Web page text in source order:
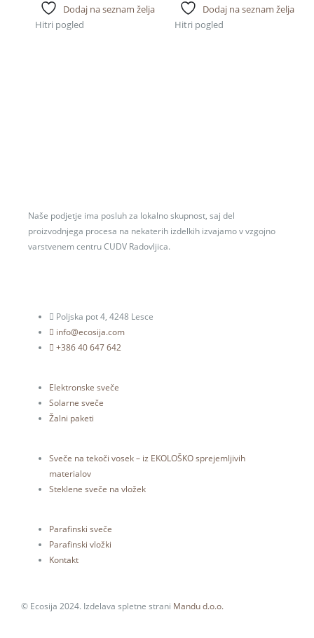
Dodaj na seznam želja
Hitri pogled
Dodaj na seznam želja
Hitri pogled
Naše podjetje ima posluh za lokalno skupnost, saj del
proizvodnjega procesa na nekaterih izdelkih izvajamo v vzgojno
varstvenem centru CUDV Radovljica.
Poljska pot 4, 4248 Lesce
info@ecosija.com
+386 40 647 642
Elektronske sveče
Solarne sveče
Žalni paketi
Sveče na tekoči vosek – iz EKOLOŠKO sprejemljivih
materialov
Steklene sveče na vložek
Parafinski sveče
Parafinski vložki
Kontakt
© Ecosija 2024. Izdelava spletne strani Mandu d.o.o.